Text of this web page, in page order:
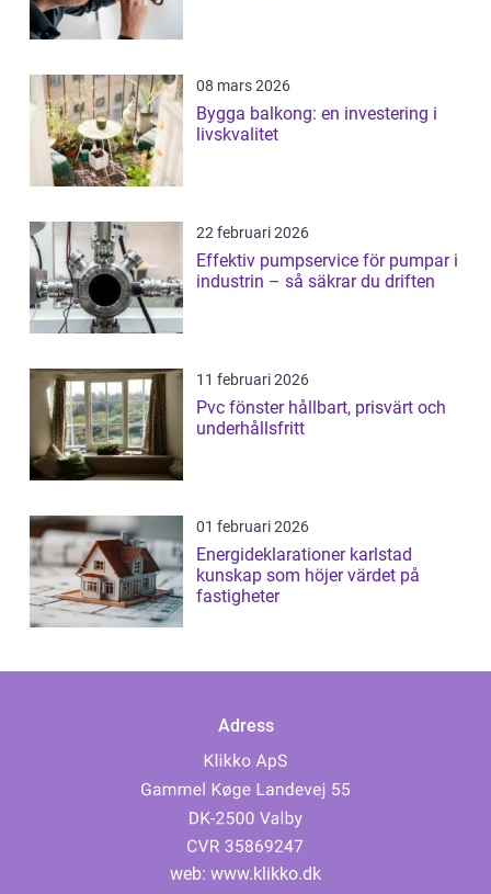
08 mars 2026
Bygga balkong: en investering i
livskvalitet
22 februari 2026
Effektiv pumpservice för pumpar i
industrin – så säkrar du driften
11 februari 2026
Pvc fönster hållbart, prisvärt och
underhållsfritt
01 februari 2026
Energideklarationer karlstad
kunskap som höjer värdet på
fastigheter
Adress
web: www.klikko.dk